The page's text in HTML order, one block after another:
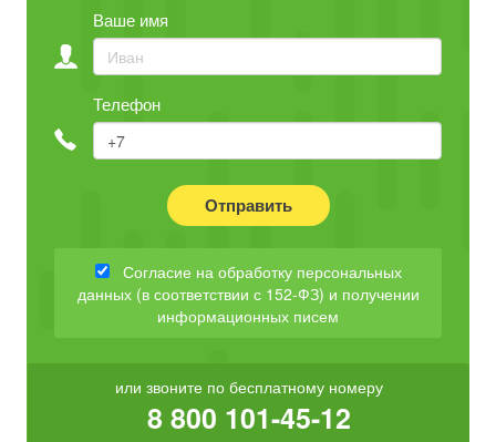
Ваше имя
Телефон
Отправить
Согласие на обработку персональных
данных (в соответствии с 152-ФЗ) и получении
информационных писем
или звоните по бесплатному номеру
8 800 101-45-12